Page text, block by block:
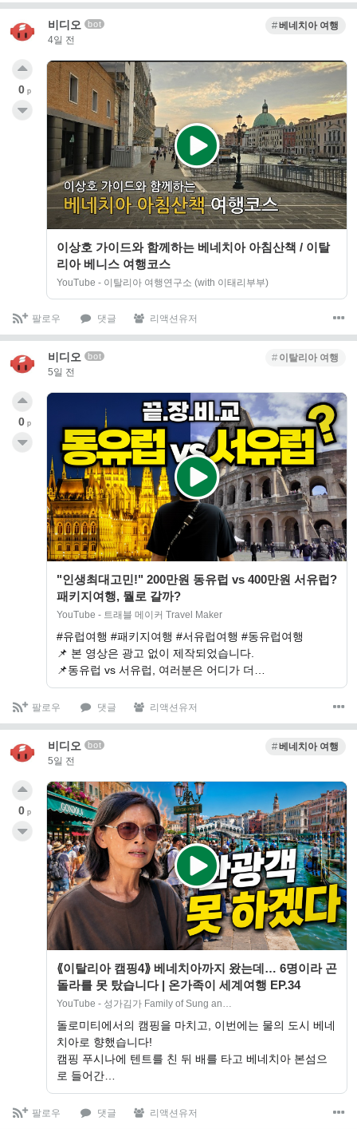
비디오 bot
4일 전
베네치아 여행
이상호 가이드와 함께하는 베네치아 아침산책 / 이탈
리아 베니스 여행코스
YouTube - 이탈리아 여행연구소 (with 이태리부부)
0 p
팔로우 댓글 리액션유저
비디오 bot
5일 전
이탈리아 여행
"인생최대고민!" 200만원 동유럽 vs 400만원 서유럽?
패키지여행, 뭘로 갈까?
YouTube - 트래블 메이커 Travel Maker
#유럽여행 #패키지여행 #서유럽여행 #동유럽여행
📌 본 영상은 광고 없이 제작되었습니다.
📌동유럽 vs 서유럽, 여러분은 어디가 더…
0 p
팔로우 댓글 리액션유저
비디오 bot
5일 전
베네치아 여행
⟪이탈리아 캠핑4⟫ 베네치아까지 왔는데… 6명이라 곤
돌라를 못 탔습니다 | 온가족이 세계여행 EP.34
YouTube - 성가김가 Family of Sung an…
돌로미티에서의 캠핑을 마치고, 이번에는 물의 도시 베네
치아로 향했습니다!
캠핑 푸시나에 텐트를 친 뒤 배를 타고 베네치아 본섬으
로 들어간…
0 p
팔로우 댓글 리액션유저